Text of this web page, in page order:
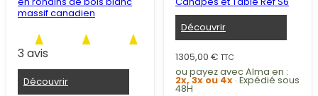
massif canadien
3 avis
Découvrir
Découvrir
1305,00 € TTC
ou payez avec Alma en :
2x, 3x ou 4x · Expédié sous
48H